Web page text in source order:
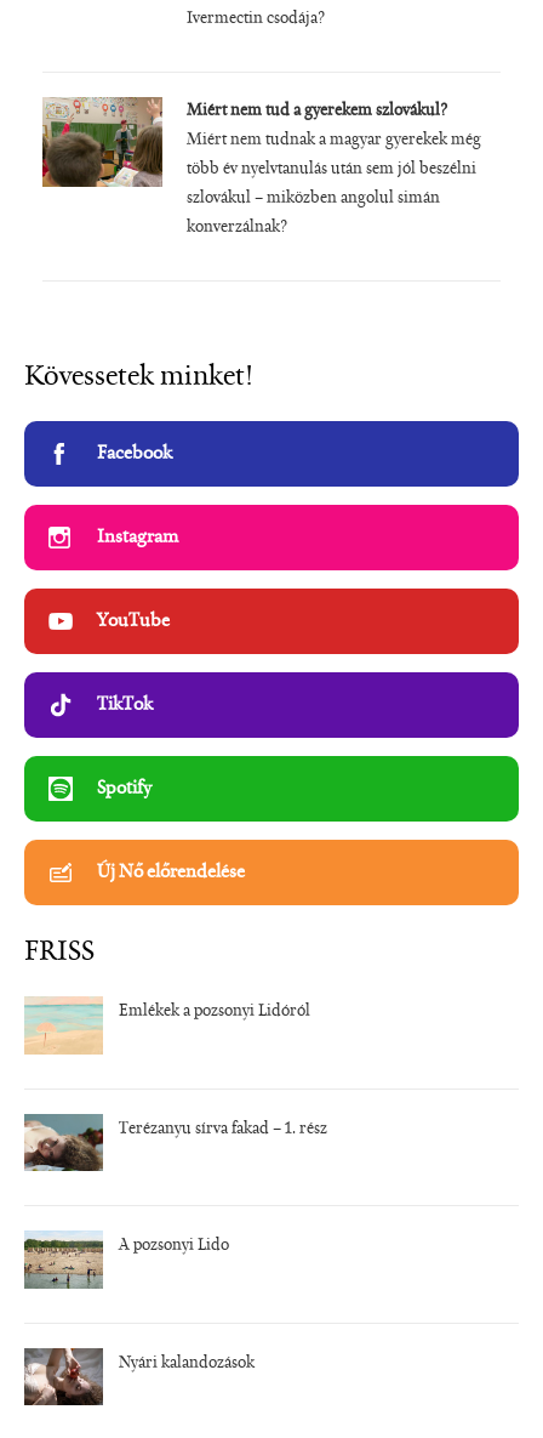
Ivermectin csodája?
Miért nem tud a gyerekem szlovákul?
Miért nem tudnak a magyar gyerekek még
több év nyelvtanulás után sem jól beszélni
szlovákul – miközben angolul simán
konverzálnak?
Kövessetek minket!
Facebook
Instagram
YouTube
TikTok
Spotify
Új Nő előrendelése
FRISS
Emlékek a pozsonyi Lidóról
Terézanyu sírva fakad – 1. rész
A pozsonyi Lido
Nyári kalandozások